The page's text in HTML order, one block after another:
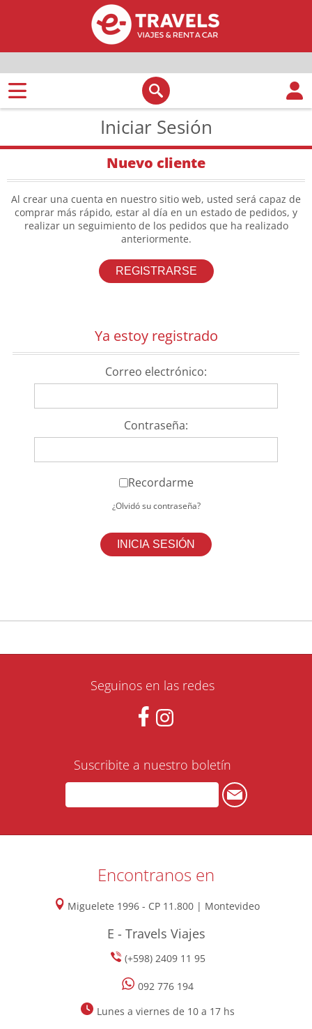
Iniciar Sesión
Nuevo cliente
Al crear una cuenta en nuestro sitio web, usted será capaz de
comprar más rápido, estar al día en un estado de pedidos, y
realizar un seguimiento de los pedidos que ha realizado
anteriormente.
Ya estoy registrado
Correo electrónico:
Contraseña:
Recordarme
¿Olvidó su contraseña?
Seguinos en las redes
Suscribite a nuestro boletín
Encontranos en
Miguelete 1996 - CP 11.800 | Montevideo
E - Travels Viajes
(+598) 2409 11 95
092 776 194
Lunes a viernes de 10 a 17 hs